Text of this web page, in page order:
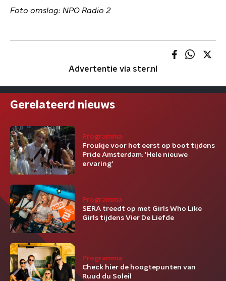
Foto omslag: NPO Radio 2
Advertentie via ster.nl
Gerelateerd nieuws
Programma
Froukje voor het eerst op boot tijdens
Pride Amsterdam: 'Hele nieuwe
ervaring'
Programma
SERA treedt op met Girls Who Like
Girls tijdens Vier De Liefde
Programma
Check hier de hoogtepunten van
Ruud du Soleil